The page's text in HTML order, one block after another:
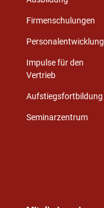
Firmenschulungen
Personalentwicklung
Impulse für den
Vertrieb
Aufstiegsfortbildung
Seminarzentrum